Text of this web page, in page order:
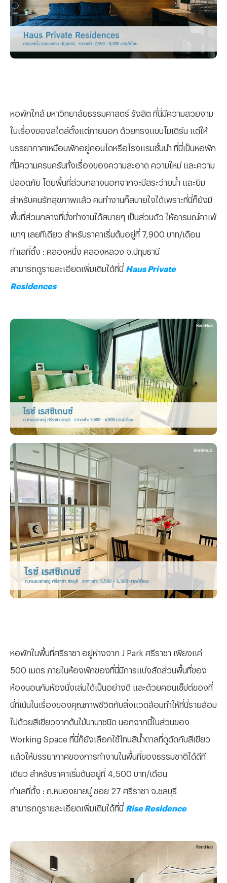
หอพักใกล้ มหาวิทยาลัยธรรมศาสตร์ รังสิต ที่นี่มีความสวยงาม
ในเรื่องของสไตล์ตั้งแต่ภายนอก ด้วยทรงแบบโมเดิร์น แต่ให้
บรรยากาศเหมือนพักอยู่คอนโดหรือโรงแรมชั้นนำ ที่นี่เป็นหอพัก
ที่มีความครบครันทั้งเรื่องของความสะอาด ความใหม่ และความ
ปลอดภัย โดยพื้นที่ส่วนกลางนอกจากจะมีสระว่ายน้ำ และยิม
สำหรับคนรักสุขภาพแล้ว คนทำงานก็สบายใจได้เพราะที่นี่ก็ยังมี
พื้นที่ส่วนกลางที่นั่งทำงานได้สบายๆ เป็นส่วนตัว ให้อารมณ์คาเฟ่
เบาๆ เลยทีเดียว สำหรับราคาเริ่มต้นอยู่ที่ 7,900 บาท/เดือน
ทำเลที่ตั้ง : คลองหนึ่ง คลองหลวง จ.ปทุมธานี
สามารถดูรายละเอียดเพิ่มเติมได้ที่นี่ Haus Private
Residences
หอพักในพื้นที่ศรีราชา อยู่ห่างจาก J Park ศรีราชา เพียงแค่
500 เมตร ภายในห้องพักของที่นี่มีการแบ่งสัดส่วนพื้นที่ของ
ห้องนอนกับห้องนั่งเล่นได้เป็นอย่างดี และด้วยคอนเซ็ปต์ของที่
นี่ที่เน้นในเรื่องของคุณภาพชีวิตกับสิ่งแวดล้อมทำให้ที่นี่รายล้อม
ไปด้วยสีเขียวจากต้นไม้นานาชนิด นอกจากนี้ในส่วนของ
Working Space ที่นี่ก็ยังเลือกใช้โทนสีน้ำตาลที่ดูตัดกับสีเขียว
แล้วให้บรรยากาศของการทำงานในพื้นที่ของธรรมชาติได้ดีที
เดียว สำหรับราคาเริ่มต้นอยู่ที่ 4,500 บาท/เดือน
ทำเลที่ตั้ง : ถ.หนองยายบู่ ซอย 27 ศรีราชา จ.ชลบุรี
สามารถดูรายละเอียดเพิ่มเติมได้ที่นี่ Rise Residence